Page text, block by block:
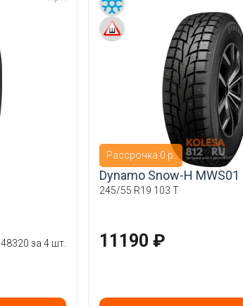
48320 за 4 шт.
Рассрочка 0 р.
Dynamo Snow-H MWS01
245/55 R19 103 T
11190 ₽